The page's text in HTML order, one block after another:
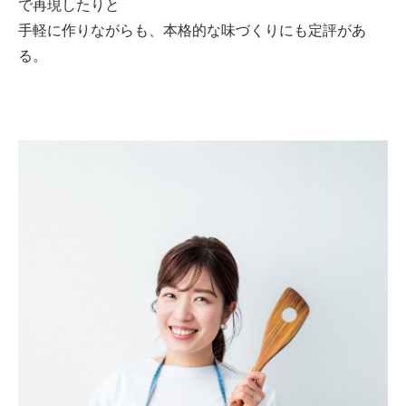
で再現したりと
手軽に作りながらも、本格的な味づくりにも定評があ
る。